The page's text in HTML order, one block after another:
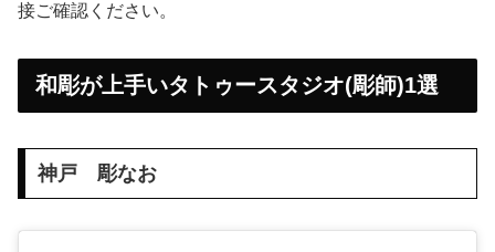
接ご確認ください。
和彫が上手いタトゥースタジオ(彫師)1選
神戸 彫なお